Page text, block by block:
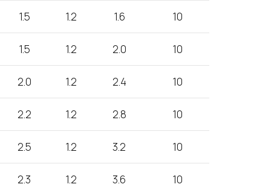
1.5 1.2 1.6 10
1.5 1.2 2.0 10
2.0 1.2 2.4 10
2.2 1.2 2.8 10
2.5 1.2 3.2 10
2.3 1.2 3.6 10